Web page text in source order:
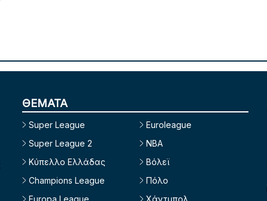
ΘΕΜΑΤΑ
Super League
Super League 2
Κύπελλο Ελλάδας
Champions League
Euroleague
NBA
Βόλεϊ
Πόλο